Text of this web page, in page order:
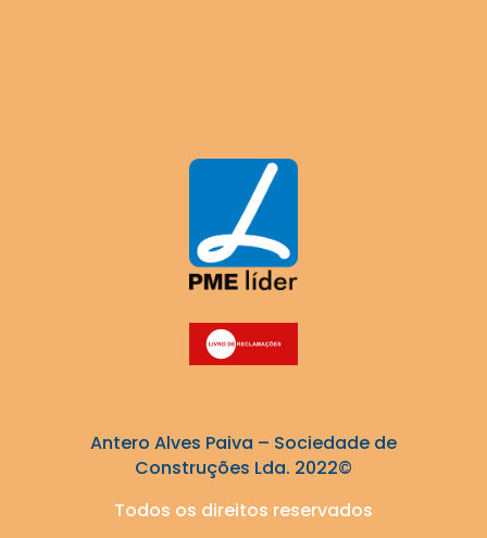
Antero Alves Paiva – Sociedade de
Construções Lda. 2022©
Todos os direitos reservados